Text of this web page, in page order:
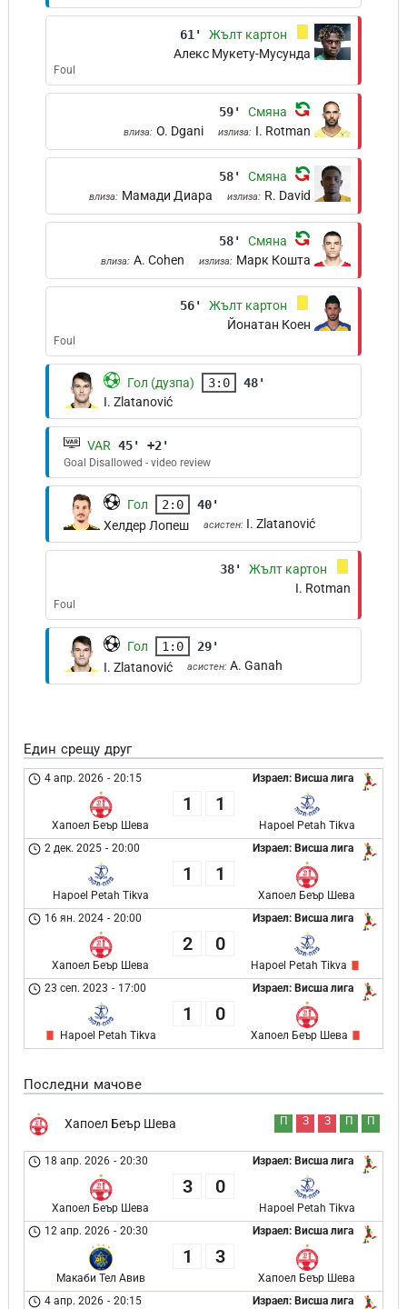
61'
Жълт картон
Алекс Мукету-Мусунда
Foul
59' Смяна
влиза: O. Dgani излиза: I. Rotman
58' Смяна
влиза: Мамади Диара излиза: R. David
58' Смяна
влиза: A. Cohen излиза: Марк Кошта
56'
Жълт картон
Йонатан Коен
Foul
Гол (дузпа) 3:0
48'
I. Zlatanović
VAR 45' +2'
Goal Disallowed - video review
Гол 2:0
40'
Хелдер Лопеш
асистен: I. Zlatanović
38'
Жълт картон
I. Rotman
Foul
Гол 1:0
29'
I. Zlatanović
асистен: A. Ganah
Един срещу друг
Израел: Висша лига
4 апр. 2026 - 20:15
Хапоел Беър Шева
1 1
Hapoel Petah Tikva
Израел: Висша лига
2 дек. 2025 - 20:00
Hapoel Petah Tikva
1 1
Хапоел Беър Шева
Израел: Висша лига
16 ян. 2024 - 20:00
Хапоел Беър Шева
2 0
Hapoel Petah Tikva
Израел: Висша лига
23 сеп. 2023 - 17:00
Hapoel Petah Tikva
1 0
Хапоел Беър Шева
Последни мачове
Хапоел Беър Шева П З З П П
Израел: Висша лига
18 апр. 2026 - 20:30
Хапоел Беър Шева
3 0
Hapoel Petah Tikva
Израел: Висша лига
12 апр. 2026 - 20:30
Макаби Тел Авив
1 3
Хапоел Беър Шева
Израел: Висша лига
4 апр. 2026 - 20:15